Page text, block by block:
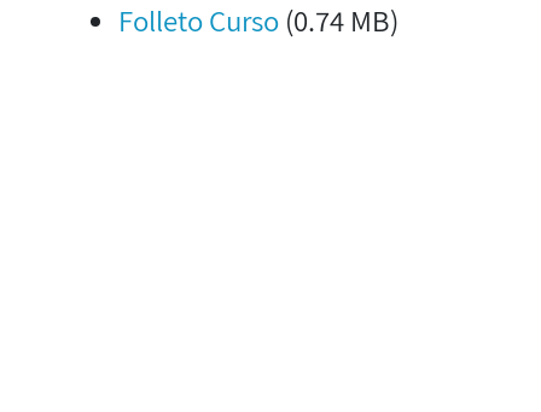
Folleto Curso (0.74 MB)